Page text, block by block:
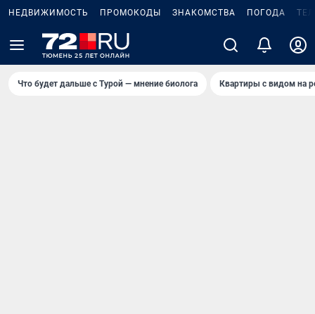
НЕДВИЖИМОСТЬ ПРОМОКОДЫ ЗНАКОМСТВА ПОГОДА
Что будет дальше с Турой — мнение биолога Квартиры с видом на